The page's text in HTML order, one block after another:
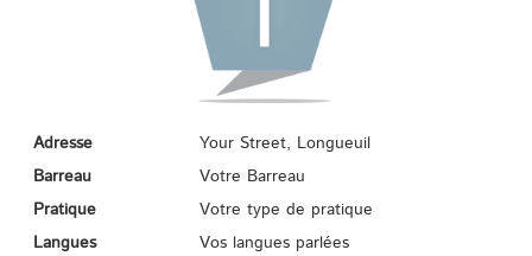
Adresse
Your Street, Longueuil
Barreau
Votre Barreau
Pratique
Votre type de pratique
Langues
Vos langues parlées